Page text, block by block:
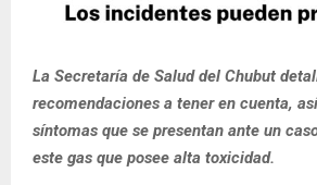
La Secretaría de Salud del Chubut
recomendaciones a tener en cuenta,
síntomas que se presentan ante un
este gas que posee alta toxicidad.